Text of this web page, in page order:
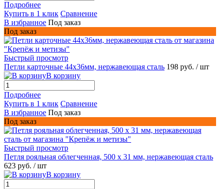
Подробнее
Купить в 1 клик Сравнение
В избранное Под заказ
Под заказ
Быстрый просмотр
Петли карточные 44х36мм, нержавеющая сталь 198 руб. / шт
В корзину
Подробнее
Купить в 1 клик Сравнение
В избранное Под заказ
Под заказ
Быстрый просмотр
Петля рояльная облегченная, 500 х 31 мм, нержавеющая сталь
623 руб. / шт
В корзину